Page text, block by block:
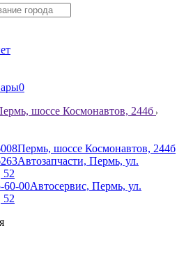
0
шоссе Космонавтов, 244б
Пермь, шоссе Космонавтов, 244б
Автозапчасти, Пермь, ул.
52
60-00Автосервис, Пермь, ул.
52